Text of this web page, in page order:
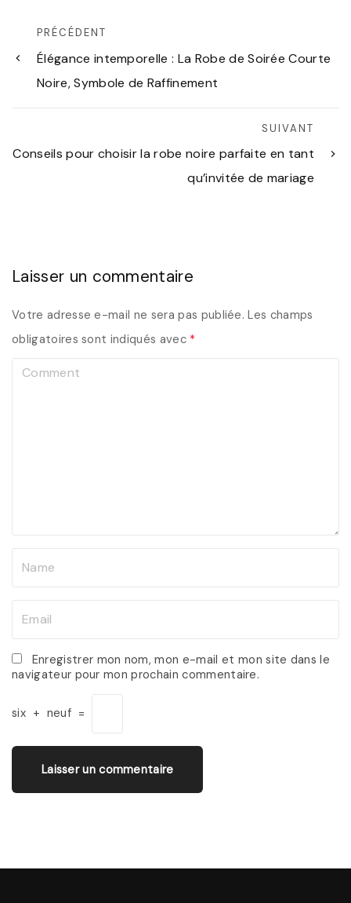
PRÉCÉDENT
Élégance intemporelle : La Robe de Soirée Courte
Noire, Symbole de Raffinement
SUIVANT
Conseils pour choisir la robe noire parfaite en tant
qu’invitée de mariage
Laisser un commentaire
Votre adresse e-mail ne sera pas publiée. Les champs
obligatoires sont indiqués avec *
*
a
i
l
Enregistrer mon nom, mon e-mail et mon site dans le
navigateur pour mon prochain commentaire.
six + neuf =